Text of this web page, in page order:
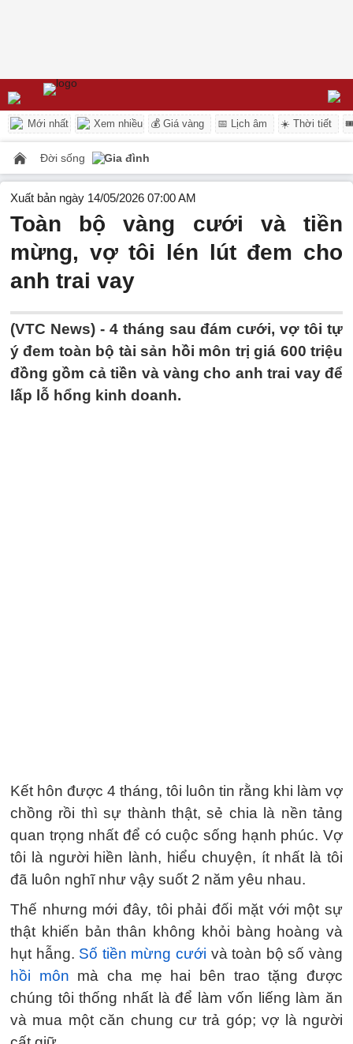
Mới nhất Xem nhiều 💰 Giá vàng 📅 Lịch âm ☀️ Thời tiết
Đời sống Gia đình
Xuất bản ngày 14/05/2026 07:00 AM
Toàn bộ vàng cưới và tiền
mừng, vợ tôi lén lút đem cho
anh trai vay
(VTC News) - 4 tháng sau đám cưới, vợ tôi tự
ý đem toàn bộ tài sản hồi môn trị giá 600 triệu
đồng gồm cả tiền và vàng cho anh trai vay để
lấp lỗ hổng kinh doanh.
Kết hôn được 4 tháng, tôi luôn tin rằng khi làm vợ
chồng rồi thì sự thành thật, sẻ chia là nền tảng
quan trọng nhất để có cuộc sống hạnh phúc. Vợ
tôi là người hiền lành, hiểu chuyện, ít nhất là tôi
đã luôn nghĩ như vậy suốt 2 năm yêu nhau.
Thế nhưng mới đây, tôi phải đối mặt với một sự
thật khiến bản thân không khỏi bàng hoàng và
hụt hẫng. Số tiền mừng cưới và toàn bộ số vàng
hồi môn mà cha mẹ hai bên trao tặng được
chúng tôi thống nhất là để làm vốn liếng làm ăn
và mua một căn chung cư trả góp; vợ là người